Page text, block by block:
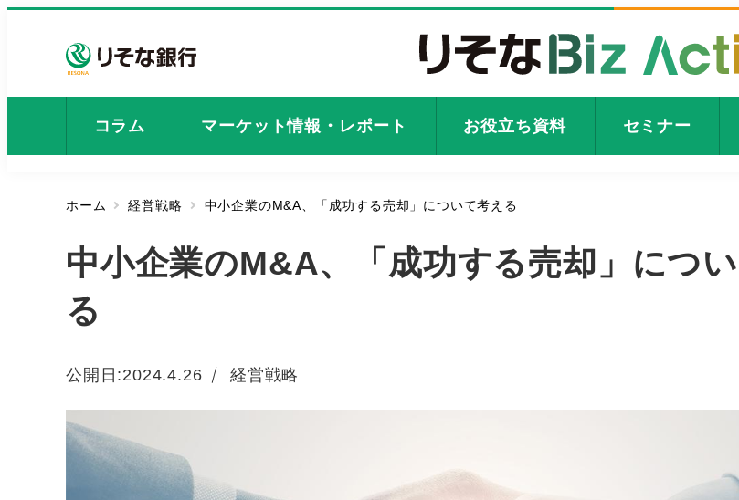
コ
コラム マーケット情報・レポート お役立ち資料 セミナー
ホーム 経営戦略 中小企業のM&A、「成功する売却」について考える
中小企業のM&A、「成功する売却」につい
る
公開日:
投稿日
2024.4.26 カテゴリー
経営戦略